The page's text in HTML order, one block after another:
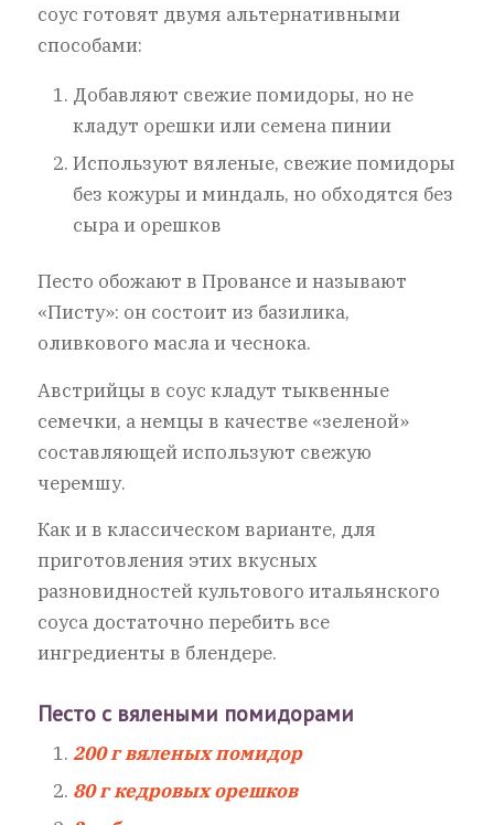
соус готовят двумя альтернативными
способами:
Добавляют свежие помидоры, но не
кладут орешки или семена пинии
Используют вяленые, свежие помидоры
без кожуры и миндаль, но обходятся без
сыра и орешков
Песто обожают в Провансе и называют
«Писту»: он состоит из базилика,
оливкового масла и чеснока.
Австрийцы в соус кладут тыквенные
семечки, а немцы в качестве «зеленой»
составляющей используют свежую
черемшу.
Как и в классическом варианте, для
приготовления этих вкусных
разновидностей культового итальянского
соуса достаточно перебить все
ингредиенты в блендере.
Песто с вялеными помидорами
200 г вяленых помидор
80 г кедровых орешков